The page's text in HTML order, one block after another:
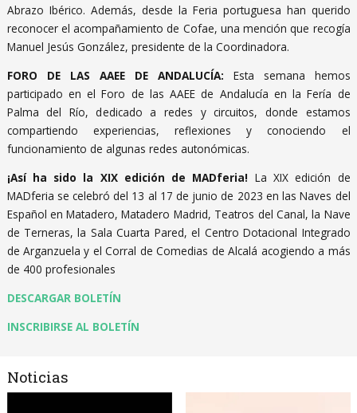
Abrazo Ibérico. Además, desde la Feria portuguesa han querido
reconocer el acompañamiento de Cofae, una mención que recogía
Manuel Jesús González, presidente de la Coordinadora.
FORO DE LAS AAEE DE ANDALUCÍA: Esta semana hemos
participado en el Foro de las AAEE de Andalucía en la Fería de
Palma del Río, dedicado a redes y circuitos, donde estamos
compartiendo experiencias, reflexiones y conociendo el
funcionamiento de algunas redes autonómicas.
¡Así ha sido la XIX edición de MADferia! La XIX edición de
MADferia se celebró del 13 al 17 de junio de 2023 en las Naves del
Español en Matadero, Matadero Madrid, Teatros del Canal, la Nave
de Terneras, la Sala Cuarta Pared, el Centro Dotacional Integrado
de Arganzuela y el Corral de Comedias de Alcalá acogiendo a más
de 400 profesionales
DESCARGAR BOLETÍN
INSCRIBIRSE AL BOLETÍN
Noticias